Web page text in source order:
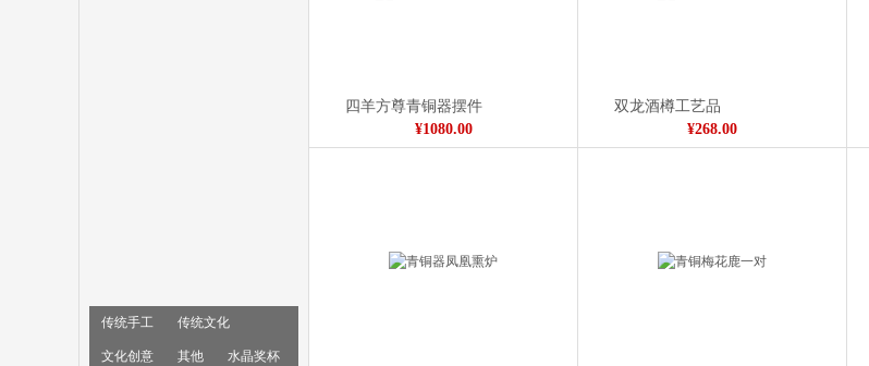
传统手工 传统文化
文化创意 其他 水晶奖杯
四羊方尊青铜器摆件
¥1080.00
双龙酒樽工艺品
¥268.00